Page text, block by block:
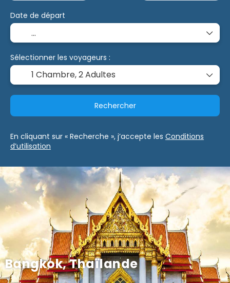
Bangkok, Thaïlande
Date de départ
Sélectionner les voyageurs :
1 Chambre,2 Adultes
Rechercher
En cliquant sur « Recherche », j’accepte les Conditions
d’utilisation